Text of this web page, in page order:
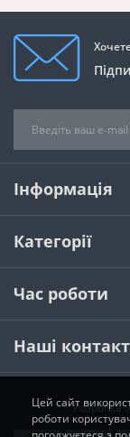
Інформація
Категорії
Час роботи
Наші
Розробка
Цей сайт
роботи